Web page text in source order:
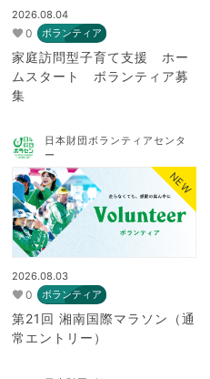
2026.08.04
0 ボランティア
家庭訪問型子育て支援 ホー
ムスタート ボランティア募
集
日本財団ボランティアセンタ
ー
NEW
2026.08.03
0 ボランティア
第21回 湘南国際マラソン（通
常エントリー）